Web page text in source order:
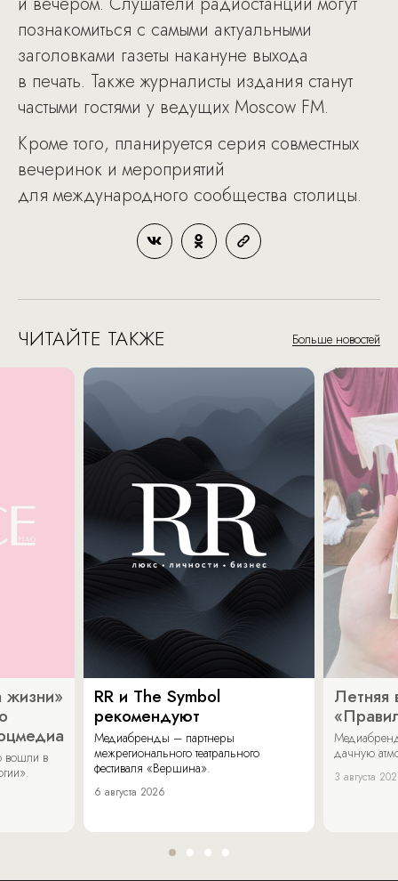
познакомиться с самыми актуальными
заголовками газеты накануне выхода
в печать. Также журналисты издания станут
частыми гостями у ведущих Moscow FM.
Кроме того, планируется серия совместных
вечеринок и мероприятий
для международного сообщества столицы.
ЧИТАЙТЕ ТАКЖЕ Больше новостей
жизни»
вошли в
RR и The Symbol
рекомендуют
Медиабренды – партнеры
межрегионального театрального
фестиваля «Вершина».
6 августа 2026
Летняя
дачную
3 августа